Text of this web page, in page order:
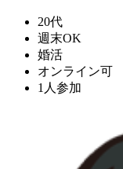
20代
週末OK
婚活
オンライン可
1人参加